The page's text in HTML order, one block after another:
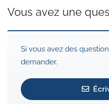
Vous avez une
Si vous avez des
demander.